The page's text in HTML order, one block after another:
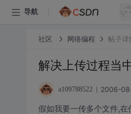
导航
社区 网络编程 帖子详
解决上传过程当
a109788522 2006-
假如我要一传多个文件,